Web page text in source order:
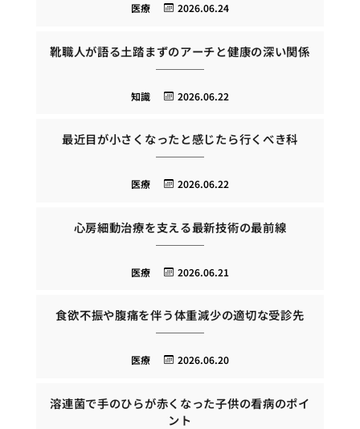
2026.06.24
医療
靴職人が語る土踏まずのアーチと健康の深い関係
2026.06.22
知識
最近目が小さくなったと感じたら行くべき科
2026.06.22
医療
心房細動治療を支える最新技術の最前線
2026.06.21
医療
食欲不振や腹痛を伴う体重減少の適切な受診先
2026.06.20
医療
溶連菌で手のひらが赤くなった子供の看病のポイ
ント